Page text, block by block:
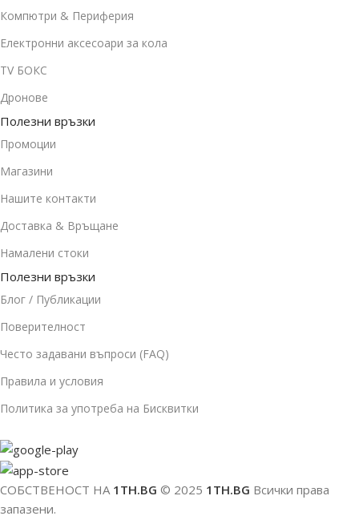
Компютри & Периферия
Електронни аксесоари за кола
TV БОКС
Дронове
Полезни връзки
Промоции
Магазини
Нашите контакти
Доставка & Връщане
Намалени стоки
Полезни връзки
Блог / Публикации
Поверителност
Често задавани въпроси (FAQ)
Правила и условия
Политика за употреба на Бисквитки
СОБСТВЕНОСТ НА 1TH.BG © 2025 1TH.BG Всички права
запазени.